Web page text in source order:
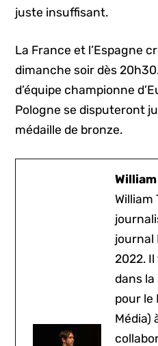
juste insuffisant.
La France et l’Espagne
dimanche soir dès
d’équipe championne
Pologne se disputeront
médaille de bronze.
journal
2022.
dans la
pour le
Média)